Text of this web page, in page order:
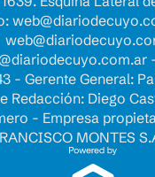
- Gerente General:
Redacción: Diego
- Empresa
MONTES